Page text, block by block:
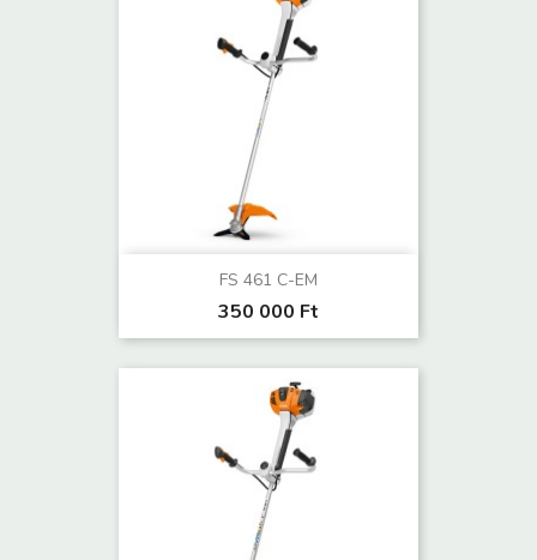
FS 461 C-EM
350 000 Ft